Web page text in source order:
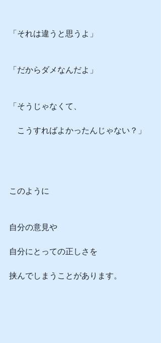
「それは違うと思うよ」
「だからダメなんだよ」
「そうじゃなくて、
こうすればよかったんじゃない？」
このように
自分の意見や
自分にとっての正しさを
挟んでしまうことがあります。